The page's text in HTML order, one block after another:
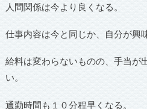
人間関係は今より良くなる。
仕事内容は今と同じか、自分が興
給料は変わらないものの、手当が
い。
通勤時間も１０分程早くなる。